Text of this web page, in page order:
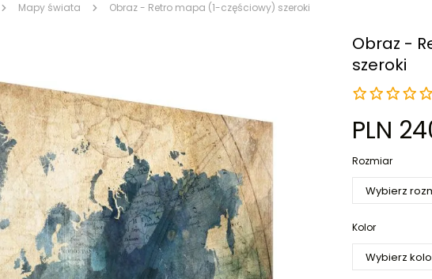
Zapomniałeś hasła?
Nie masz konta?
Mapy świata Obraz - Retro mapa (1-częściowy) szeroki
Obraz -
szeroki
PLN
Rozmiar
Kolor